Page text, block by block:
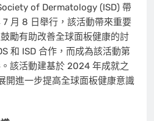
of Dermatology (ISD) 帶
月 8 日舉行，該活動帶來重要
勵有助改善全球面板健康的討
和 ISD 合作，而成為該活動第
該活動建基於 2024 年成就之
開進一步提高全球面板健康意識